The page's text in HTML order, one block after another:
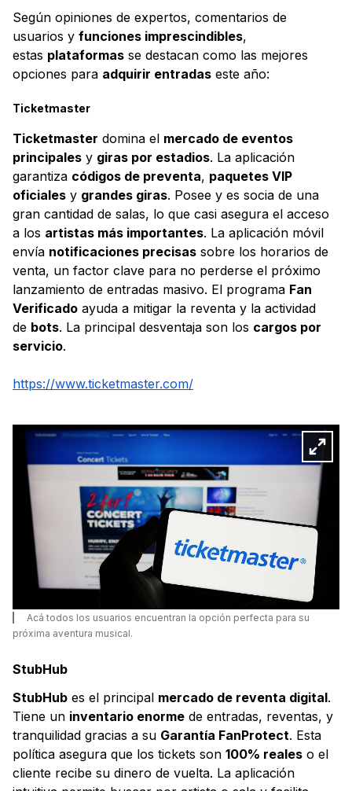
Según opiniones de expertos, comentarios de
usuarios y funciones imprescindibles,
estas plataformas se destacan como las mejores
opciones para adquirir entradas este año:
Ticketmaster
Ticketmaster domina el mercado de eventos
principales y giras por estadios. La aplicación
garantiza códigos de preventa, paquetes VIP
oficiales y grandes giras. Posee y es socia de una
gran cantidad de salas, lo que casi asegura el acceso
a los artistas más importantes. La aplicación móvil
envía notificaciones precisas sobre los horarios de
venta, un factor clave para no perderse el próximo
lanzamiento de entradas masivo. El programa Fan
Verificado ayuda a mitigar la reventa y la actividad
de bots. La principal desventaja son los cargos por
servicio.
https://www.ticketmaster.com/
Acá todos los usuarios encuentran la opción perfecta para su
próxima aventura musical.
StubHub
StubHub es el principal mercado de reventa digital.
Tiene un inventario enorme de entradas, reventas, y
tranquilidad gracias a su Garantía FanProtect. Esta
política asegura que los tickets son 100% reales o el
cliente recibe su dinero de vuelta. La aplicación